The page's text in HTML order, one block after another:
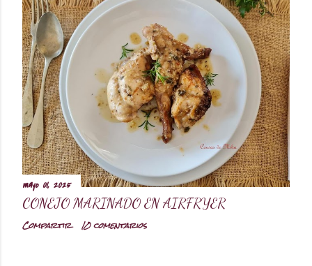
mayo 01, 2025
CONEJO MARINADO EN AIRFRYER
Compartir
10 comentarios